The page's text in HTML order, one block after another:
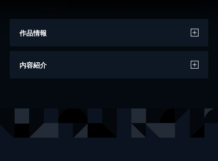
作品情報
著者
内容紹介